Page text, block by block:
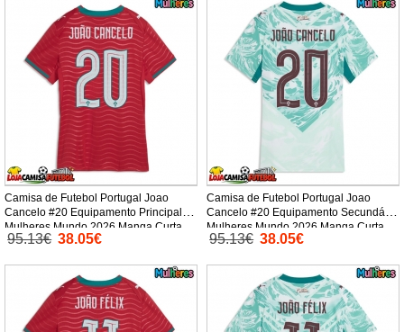
Camisa de Futebol Portugal Joao
Cancelo #20 Equipamento Principal
Mulheres Mundo 2026 Manga Curta
95.13€ 38.05€
Camisa de Futebol Portugal Joao
Cancelo #20 Equipamento Secundário
Mulheres Mundo 2026 Manga Curta
95.13€ 38.05€